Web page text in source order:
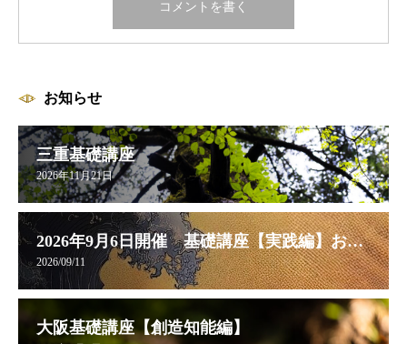
お知らせ
三重基礎講座
2026年11月21日
2026年9月6日開催 基礎講座【実践編】お申し込み受付中
2026/09/11
大阪基礎講座【創造知能編】